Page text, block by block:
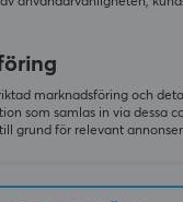
Hama
marknadsföring och
som samlas in via dessa
grund för relevant